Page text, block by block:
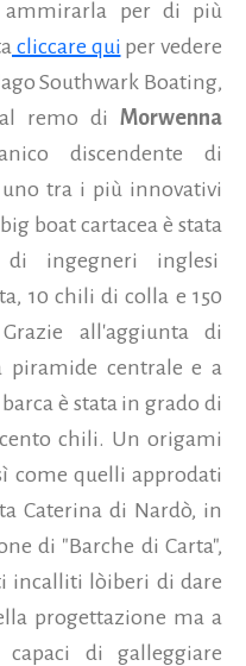
per di più
cliccare qui per vedere
Southwark Boating,
remo di Morwenna
discendente di
tra i più innovativi
boat cartacea è stata
ingegneri inglesi
10 chili di colla e 150
all'aggiunta di
piramide centrale e a
è stata in grado di
chili. Un origami
come quelli approdati
Caterina di Nardò, in
di "Barche di Carta",
incalliti lòiberi di dare
progettazione ma a
di galleggiare